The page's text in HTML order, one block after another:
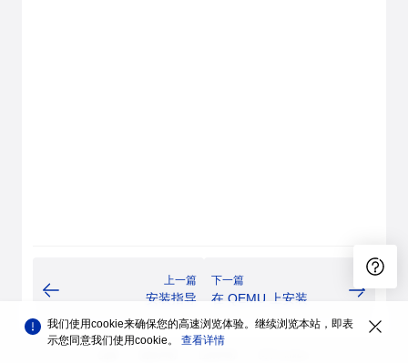
上一篇
安装指导 在 QEMU 上安装
下一篇
我们使用cookie来确保您的高速浏览体验。继续浏览本站，即表
示您同意我们使用cookie。 查看详情